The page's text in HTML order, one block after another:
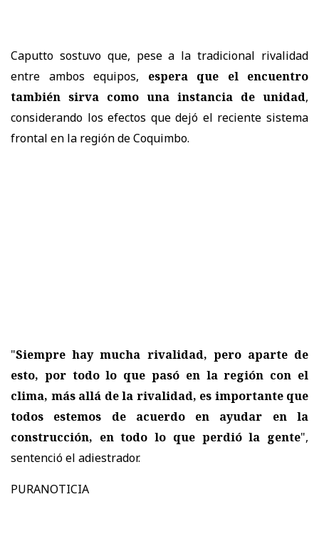
Caputto sostuvo que, pese a la tradicional rivalidad
entre ambos equipos, espera que el encuentro
también sirva como una instancia de unidad,
considerando los efectos que dejó el reciente sistema
frontal en la región de Coquimbo.
"Siempre hay mucha rivalidad, pero aparte de
esto, por todo lo que pasó en la región con el
clima, más allá de la rivalidad, es importante que
todos estemos de acuerdo en ayudar en la
construcción, en todo lo que perdió la gente",
sentenció el adiestrador.
PURANOTICIA